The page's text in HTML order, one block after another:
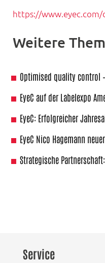
https://www.eyec.com/
Weitere
Optimised quality control –
EyeC auf der Labelexpo
EyeC: Erfolgreicher
EyeC Nico Hagemann
Strategische Partnerschaft:
Service